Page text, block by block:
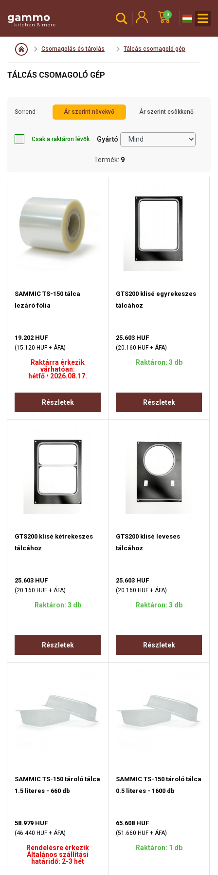
gammo
kitchen & more
0
Csomagolás és tárolás Tálcás csomagoló gép
TÁLCÁS CSOMAGOLÓ GÉP
Sorrend Ár szerint növekvő Ár szerint csökkenő
Csak a raktáron lévők Gyártó
Termék: 9
SAMMIC TS-150 tálca
lezáró fólia
19.202 HUF
(15.120 HUF + ÁFA)
Raktárra érkezik
várhatóan:
hétfő • 2026.08.17.
Részletek
GTS200 klisé egyrekeszes
tálcához
25.603 HUF
(20.160 HUF + ÁFA)
Raktáron: 3 db
Részletek
GTS200 klisé kétrekeszes
tálcához
25.603 HUF
(20.160 HUF + ÁFA)
Raktáron: 3 db
Részletek
GTS200 klisé leveses
tálcához
25.603 HUF
(20.160 HUF + ÁFA)
Raktáron: 3 db
Részletek
SAMMIC TS-150 tároló tálca
1.5 literes - 660 db
58.979 HUF
(46.440 HUF + ÁFA)
Rendelésre érkezik
Általános szállítási
határidő: 2-3 hét
SAMMIC TS-150 tároló tálca
0.5 literes - 1600 db
65.608 HUF
(51.660 HUF + ÁFA)
Raktáron: 1 db